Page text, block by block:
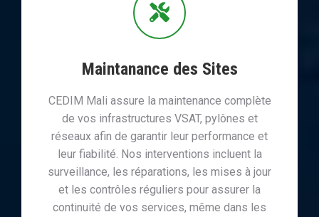
Maintanance des Sites
CEDIM Mali assure la maintenance complète
de vos infrastructures VSAT, pylônes et
réseaux afin de garantir leur performance et
leur fiabilité. Nos interventions incluent la
surveillance, les réparations, les mises à jour
et les contrôles réguliers pour assurer la
continuité de vos services, même dans les